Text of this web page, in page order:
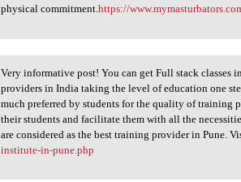
physical commitment.https://
Very informative post! You
Very informative post! You can get Full stack classes
providers in India taking the level of education one
much preferred by students for the quality of training
their students and facilitate them with all the
are considered as the best training provider in Pune.
institute-in-pune.php